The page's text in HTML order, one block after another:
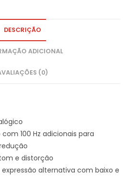
DESCRIÇÃO
ADICIONAL
(0)
100 Hz adicionais para
e distorção
alternativa com baixo e